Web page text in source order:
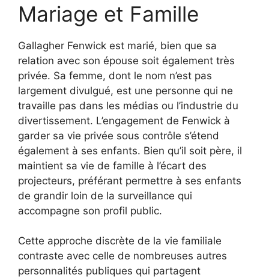
Mariage et Famille
Gallagher Fenwick est marié, bien que sa
relation avec son épouse soit également très
privée. Sa femme, dont le nom n’est pas
largement divulgué, est une personne qui ne
travaille pas dans les médias ou l’industrie du
divertissement. L’engagement de Fenwick à
garder sa vie privée sous contrôle s’étend
également à ses enfants. Bien qu’il soit père, il
maintient sa vie de famille à l’écart des
projecteurs, préférant permettre à ses enfants
de grandir loin de la surveillance qui
accompagne son profil public.
Cette approche discrète de la vie familiale
contraste avec celle de nombreuses autres
personnalités publiques qui partagent